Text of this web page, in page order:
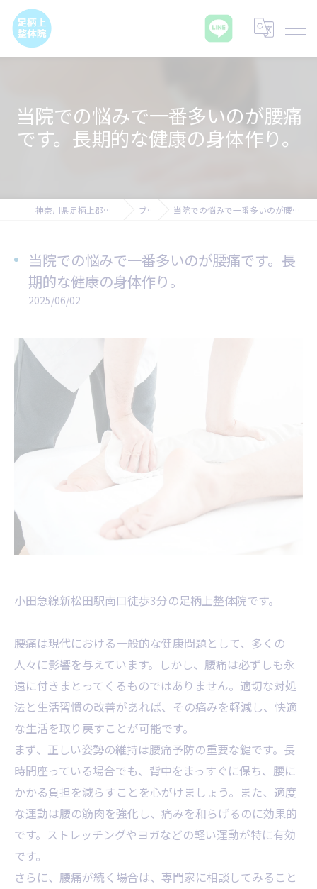
当院での悩みで一番多いのが腰痛
です。長期的な健康の身体作り。
神奈川県足柄上郡の腰痛なら足柄上整体院 ブログ 当院での悩みで一番多いのが腰痛です。長期的な健康の身体作り。
当院での悩みで一番多いのが腰痛です。長
期的な健康の身体作り。
2025/06/02
小田急線新松田駅南口徒歩3分の足柄上整体院です。
腰痛は現代における一般的な健康問題として、多くの
人々に影響を与えています。しかし、腰痛は必ずしも永
遠に付きまとってくるものではありません。適切な対処
法と生活習慣の改善があれば、その痛みを軽減し、快適
な生活を取り戻すことが可能です。
まず、正しい姿勢の維持は腰痛予防の重要な鍵です。長
時間座っている場合でも、背中をまっすぐに保ち、腰に
かかる負担を減らすことを心がけましょう。また、適度
な運動は腰の筋肉を強化し、痛みを和らげるのに効果的
です。ストレッチングやヨガなどの軽い運動が特に有効
です。
さらに、腰痛が続く場合は、専門家に相談してみること